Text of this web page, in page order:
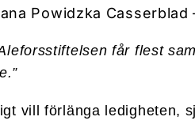
Powidzka
får flest
vill förlänga ledigheten,